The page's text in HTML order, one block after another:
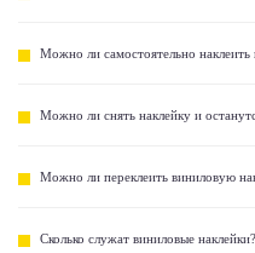
Можно ли самостоятельно наклеить
Можно ли снять наклейку и
Можно ли переклеить виниловую
Сколько служат виниловые наклейки?